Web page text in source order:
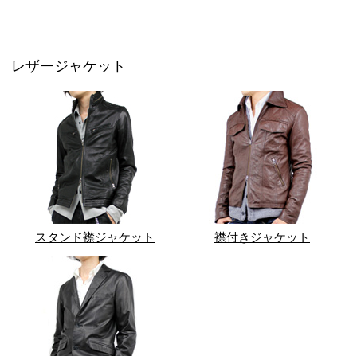
レザージャケット
スタンド襟ジャケット 襟付きジャケット